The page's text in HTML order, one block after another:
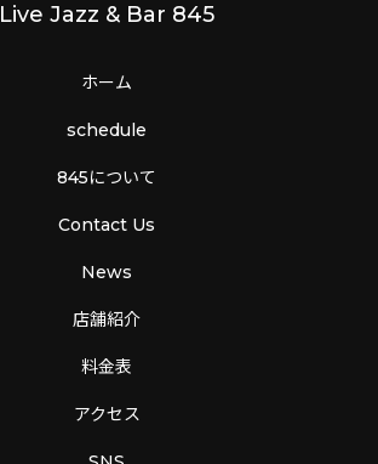
Live Jazz & Bar 845
ホーム
schedule
845について
Contact Us
News
店舗紹介
料金表
アクセス